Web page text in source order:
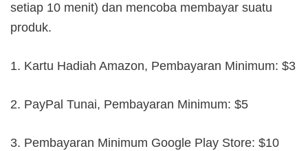
setiap 10 menit) dan mencoba membayar suatu
produk.
1. Kartu Hadiah Amazon, Pembayaran Minimum: $3
2. PayPal Tunai, Pembayaran Minimum: $5
3. Pembayaran Minimum Google Play Store: $10